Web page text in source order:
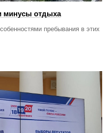
минусы отдыха
пребывания в этих